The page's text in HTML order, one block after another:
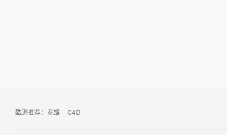
酷逊推荐： 花瓣 C4D